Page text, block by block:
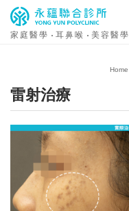
家庭醫學 耳鼻喉 美容醫學
雷射治療